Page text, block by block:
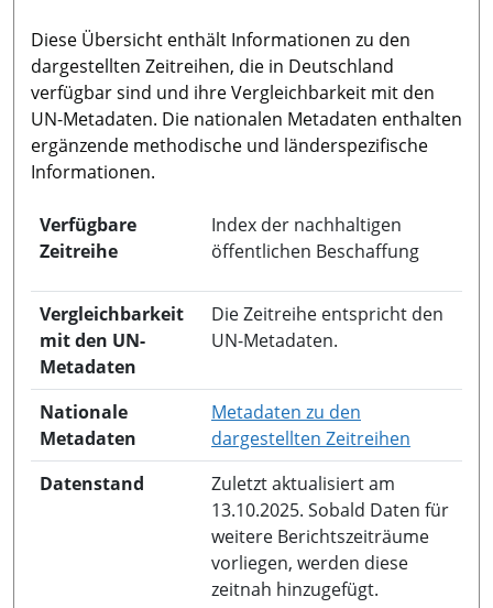
Diese Übersicht enthält Informationen zu den
dargestellten Zeitreihen, die in Deutschland
verfügbar sind und ihre Vergleichbarkeit mit den
UN-Metadaten. Die nationalen Metadaten enthalten
ergänzende methodische und länderspezifische
Informationen.
Verfügbare
Zeitreihe
Index der nachhaltigen
öffentlichen Beschaffung
Vergleichbarkeit
mit den UN-
Metadaten
Die Zeitreihe entspricht den
UN-Metadaten.
Nationale
Metadaten
Metadaten zu den
dargestellten Zeitreihen
Datenstand
Zuletzt aktualisiert am
13.10.2025. Sobald Daten für
weitere Berichtszeiträume
vorliegen, werden diese
zeitnah hinzugefügt.